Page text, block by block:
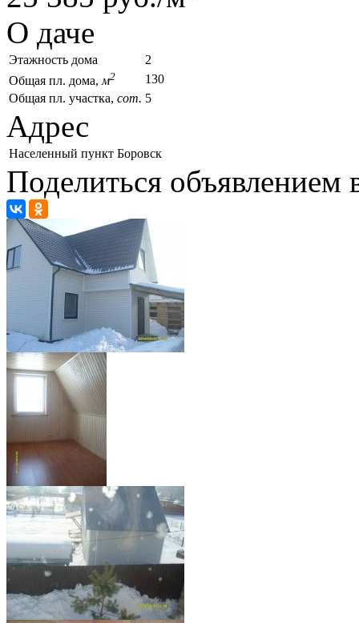
О даче
Этажность дома
2
Общая пл. дома, м2
130
Общая пл. участка, сот. 5
Адрес
Населенный пункт Боровск
Поделиться объявлением